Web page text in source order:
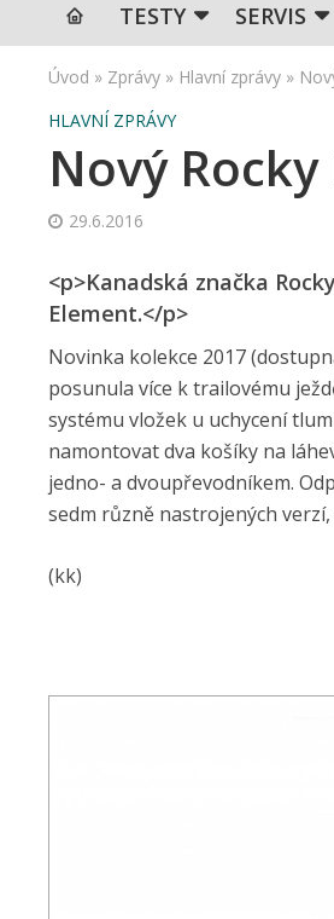
TESTY SERVIS
Úvod » Zprávy » Hlavní zprávy »
HLAVNÍ ZPRÁVY
Nový
29.6.2016
<p>Kanadská značka
Element.</p>
Novinka kolekce 2017
posunula více k trailovému
systému vložek u uchycení
namontovat dva košíky na
jedno- a dvoupřevodníkem.
sedm různě nastrojených
(kk)